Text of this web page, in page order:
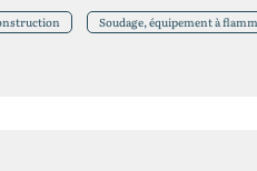
Soudage, équipement à